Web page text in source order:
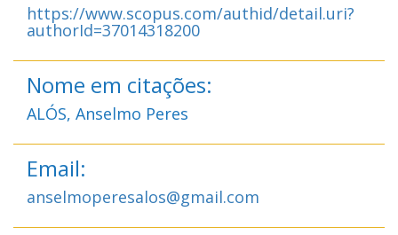
https://www.scopus.com/authid/detail.uri?
authorId=37014318200
Nome em citações:
ALÓS, Anselmo Peres
Email:
anselmoperesalos@gmail.com